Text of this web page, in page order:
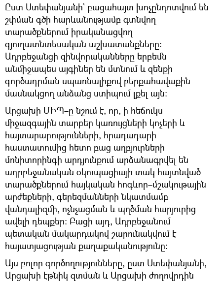
Ըստ Ստեփանյանի` բացահայտ խոչընդոտվում են
շփման գծի հարևանությամբ գտնվող
տարածքներում իրականացվող
գյուղատնտեսական աշխատանքները։
Ադրբեջանցի զինվորականները երբեմն
անմիջապես այգիներ են մտնում և զենքի
գործադրման սպառնալիքով բերքահավաքին
մասնակցող անձանց ստիպում լքել այն:
Արցախի ՄԻՊ–ը նշում է, որ, ի հեճուկս
միջազգային տարբեր կառույցների կոչերի և
հայտարարությունների, հրադադարի
հաստատումից հետո բաց աղբյուրների
մոնիտորինգի արդյունքում արձանագրվել են
ադրբեջանական օկուպացիայի տակ հայտնված
տարածքներում հայկական հոգևոր–մշակութային
արժեքների, գերեզմանների նկատմամբ
վանդալիզմի, ոչնչացման և պղծման հարյուրից
ավելի դեպքեր։ Բացի այդ, Ադրբեջանում
պետական մակարդակով շարունակվում է
հայատյացության քաղաքականությունը։
Այս բոլոր գործողությունները, ըստ Ստեփանյանի,
Արցախի էթնիկ զտման և Արցախի ժողովրդին